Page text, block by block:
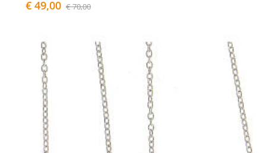
€ 49,00 € 70,00